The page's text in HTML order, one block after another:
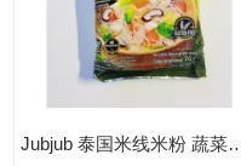
Jubjub 泰国米线米粉